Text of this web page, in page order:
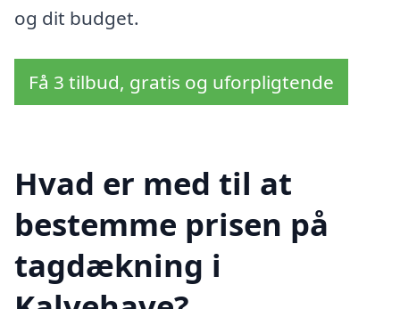
og dit budget.
Få 3 tilbud, gratis og uforpligtende
Hvad er med til at
bestemme prisen på
tagdækning i